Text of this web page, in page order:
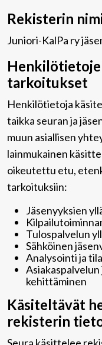
Rekisterin
Juniori-KalPa ry
tarkoitukset
Henkilötietoja
taikka seuran ja
muun asiallisen
lainmukainen
oikeutettu etu,
tarkoituksiin:
Jäsenyyksien
Tulospalvelun
Sähköinen
Analysointi ja
kehittäminen
Käsiteltävät
rekisterin